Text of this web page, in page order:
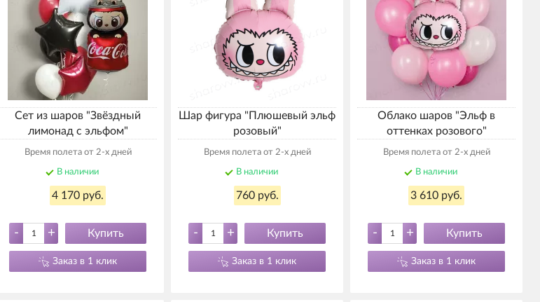
Сет из шаров "Звёздный
лимонад с эльфом"
Время полета от 2-х дней
В наличии
4 170 руб.
- + Купить
Заказ в 1 клик
Шар фигура "Плюшевый эльф
розовый"
Время полета от 2-х дней
В наличии
760 руб.
- + Купить
Заказ в 1 клик
Облако шаров "Эльф в
оттенках розового"
Время полета от 2-х дней
В наличии
3 610 руб.
- + Купить
Заказ в 1 клик